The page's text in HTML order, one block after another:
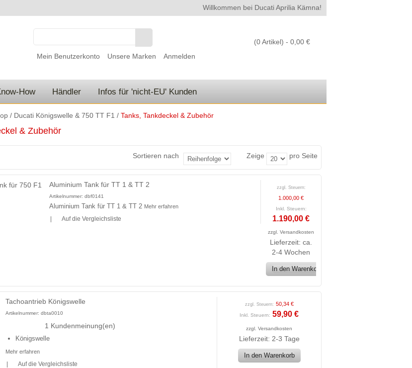
Willkommen bei Ducati Aprilia Kämna!
(0 Artikel) - 0,00 €
Mein Benutzerkonto
Unsere Marken Anmelden
How Händler Infos für 'nicht-EU' Kunden
/ Ducati Königswelle & 750 TT F1 / Tanks, Tankdeckel & Zubehör
& Zubehör
Zeige pro Seite
Sortieren nach
Aluminium Tank für TT 1 & TT 2
Artikelnummer: dbf0141
Aluminium Tank für TT 1 & TT 2 Mehr erfahren
Auf die Vergleichsliste
zzgl. Steuern:
1.000,00 €
Inkl. Steuern:
1.190,00 €
zzgl. Versandkosten
Lieferzeit: ca.
2-4 Wochen
In den Warenkorb
Tachoantrieb Königswelle
Artikelnummer: dbta0010
1 Kundenmeinung(en)
Königswelle
Mehr erfahren
Auf die Vergleichsliste
zzgl. Steuern: 50,34 €
Inkl. Steuern: 59,90 €
zzgl. Versandkosten
Lieferzeit: 2-3 Tage
In den Warenkorb